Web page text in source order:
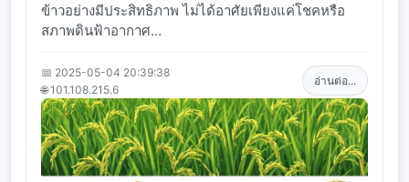
ข้าวอย่างมีประสิทธิภาพ ไม่ได้อาศัยเพียงแค่โชคหรือ
สภาพดินฟ้าอากาศ...
📅 2025-05-04 20:39:38
🌐 101.108.215.6
อ่านต่อ...